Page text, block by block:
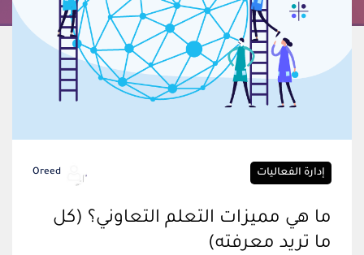
إدارة الفعاليات Oreed
ما هي مميزات التعلم التعاوني؟ (كل
ما تريد معرفته)